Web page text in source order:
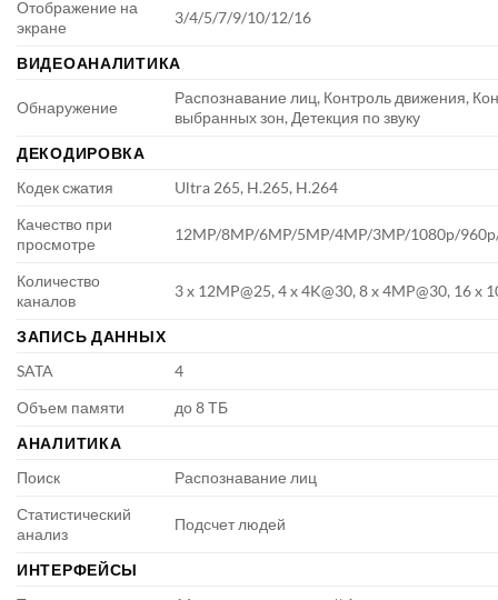
Отображение на
экране
3/4/5/7/9/10/12/16
ВИДЕОАНАЛИТИКА
Обнаружение
Распознавание лиц, Контроль движения,
выбранных зон, Детекция по звуку
ДЕКОДИРОВКА
Кодек сжатия
Ultra 265, H.265, H.264
Качество при
просмотре
12MP/8MP/6MP/5MP/4MP/3MP/1080p/
Количество
каналов
3 x 12MP@25, 4 x 4K@30, 8 x 4MP@30, 16 x
ЗАПИСЬ ДАННЫХ
SATA
4
Объем памяти
до 8 ТБ
АНАЛИТИКА
Поиск
Распознавание лиц
Статистический
анализ
Подсчет людей
ИНТЕРФЕЙСЫ